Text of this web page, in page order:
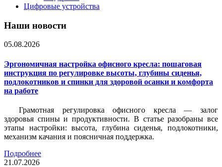
Цифровые устройства
Наши новости
05.08.2026
Эргономичная настройка офисного кресла: пошаговая
инструкция по регулировке высоты, глубины сиденья,
подлокотников и спинки для здоровой осанки и комфорта
на работе
Грамотная регулировка офисного кресла — залог
здоровья спины и продуктивности. В статье разобраны все
этапы настройки: высота, глубина сиденья, подлокотники,
механизм качания и поясничная поддержка.
Подробнее
21.07.2026